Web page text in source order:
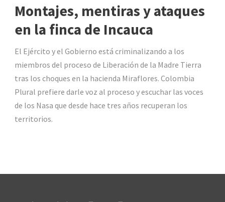
Montajes, mentiras y ataques
en la finca de Incauca
El Ejército y el Gobierno está criminalizando a los
miembros del proceso de Liberación de la Madre Tierra
tras los choques en la hacienda Miraflores. Colombia
Plural prefiere darle voz al proceso y escuchar las voces
de los Nasa que desde hace tres años recuperan los
territorios.